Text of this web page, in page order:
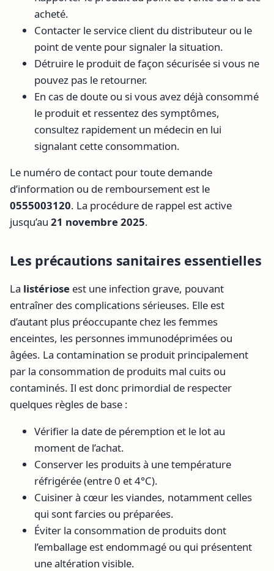
acheté.
Contacter le service client du distributeur ou le
point de vente pour signaler la situation.
Détruire le produit de façon sécurisée si vous ne
pouvez pas le retourner.
En cas de doute ou si vous avez déjà consommé
le produit et ressentez des symptômes,
consultez rapidement un médecin en lui
signalant cette consommation.
Le numéro de contact pour toute demande
d’information ou de remboursement est le
0555003120. La procédure de rappel est active
jusqu’au 21 novembre 2025.
Les précautions sanitaires essentielles
La listériose est une infection grave, pouvant
entraîner des complications sérieuses. Elle est
d’autant plus préoccupante chez les femmes
enceintes, les personnes immunodéprimées ou
âgées. La contamination se produit principalement
par la consommation de produits mal cuits ou
contaminés. Il est donc primordial de respecter
quelques règles de base :
Vérifier la date de péremption et le lot au
moment de l’achat.
Conserver les produits à une température
réfrigérée (entre 0 et 4°C).
Cuisiner à cœur les viandes, notamment celles
qui sont farcies ou préparées.
Éviter la consommation de produits dont
l’emballage est endommagé ou qui présentent
une altération visible.